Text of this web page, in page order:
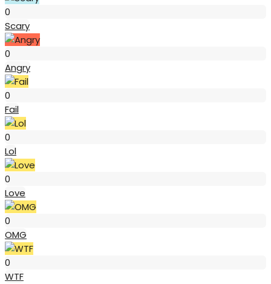
0
Scary
0
Angry
0
Fail
0
Lol
0
Love
0
OMG
0
WTF